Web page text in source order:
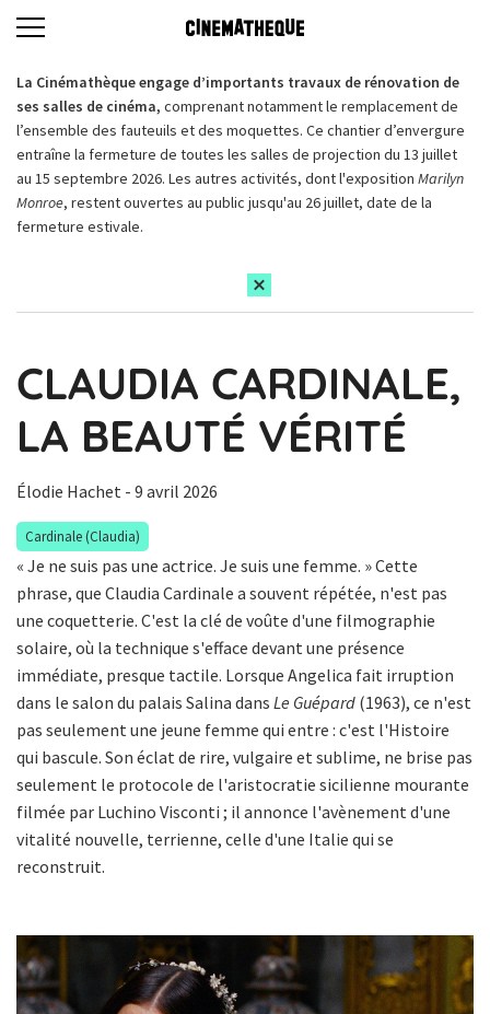
La Cinémathèque engage d’importants travaux de rénovation de
ses salles de cinéma, comprenant notamment le remplacement de
l’ensemble des fauteuils et des moquettes. Ce chantier d’envergure
entraîne la fermeture de toutes les salles de projection du 13 juillet
au 15 septembre 2026. Les autres activités, dont l'exposition Marilyn
Monroe, restent ouvertes au public jusqu'au 26 juillet, date de la
fermeture estivale.
CLAUDIA CARDINALE,
LA BEAUTÉ VÉRITÉ
Élodie Hachet - 9 avril 2026
Cardinale (Claudia)
« Je ne suis pas une actrice. Je suis une femme. » Cette
phrase, que Claudia Cardinale a souvent répétée, n'est pas
une coquetterie. C'est la clé de voûte d'une filmographie
solaire, où la technique s'efface devant une présence
immédiate, presque tactile. Lorsque Angelica fait irruption
dans le salon du palais Salina dans Le Guépard (1963), ce n'est
pas seulement une jeune femme qui entre : c'est l'Histoire
qui bascule. Son éclat de rire, vulgaire et sublime, ne brise pas
seulement le protocole de l'aristocratie sicilienne mourante
filmée par Luchino Visconti ; il annonce l'avènement d'une
vitalité nouvelle, terrienne, celle d'une Italie qui se
reconstruit.